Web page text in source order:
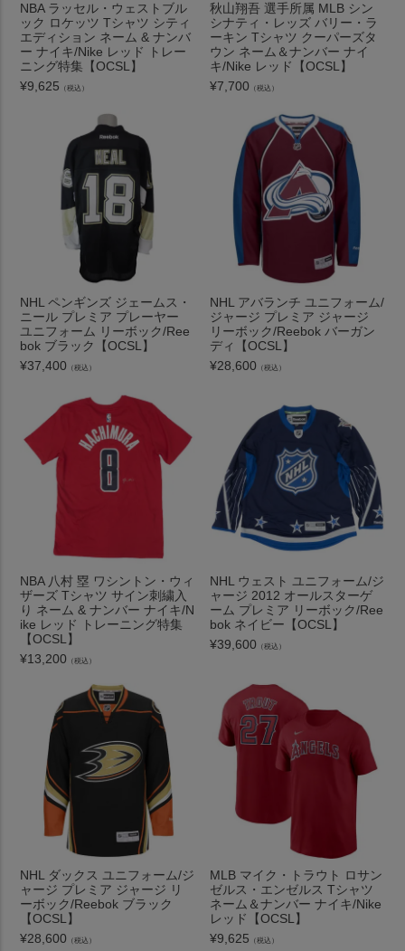
NBA ラッセル・ウェストブル
ック ロケッツ Tシャツ シティ
エディション ネーム & ナンバ
ー ナイキ/Nike レッド トレー
ニング特集【OCSL】
¥9,625 （税込）
秋山翔吾 選手所属 MLB シン
シナティ・レッズ バリー・ラ
ーキン Tシャツ クーパーズタ
ウン ネーム＆ナンバー ナイ
キ/Nike レッド【OCSL】
¥7,700 （税込）
NHL ペンギンズ ジェームス・
ニール プレミア プレーヤー
ユニフォーム リーボック/Ree
bok ブラック【OCSL】
¥37,400 （税込）
NHL アバランチ ユニフォーム/
ジャージ プレミア ジャージ
リーボック/Reebok バーガン
ディ【OCSL】
¥28,600 （税込）
NBA 八村 塁 ワシントン・ウィ
ザーズ Tシャツ サイン刺繍入
り ネーム & ナンバー ナイキ/N
ike レッド トレーニング特集
【OCSL】
¥13,200 （税込）
NHL ウェスト ユニフォーム/ジ
ャージ 2012 オールスターゲ
ーム プレミア リーボック/Ree
bok ネイビー【OCSL】
¥39,600 （税込）
NHL ダックス ユニフォーム/ジ
ャージ プレミア ジャージ リ
ーボック/Reebok ブラック
【OCSL】
¥28,600 （税込）
MLB マイク・トラウト ロサン
ゼルス・エンゼルス Tシャツ
ネーム＆ナンバー ナイキ/Nike
レッド【OCSL】
¥9,625 （税込）